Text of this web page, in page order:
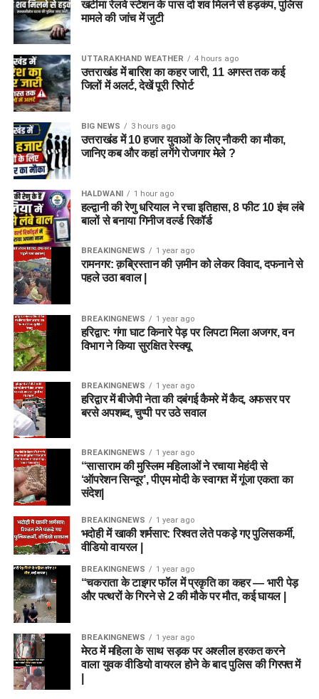
खटीमा रेलवे स्टेशन के पास दो शव मिलने से हड़कंप, पुलिस
मामले की जांच में जुटी
UTTARAKHAND WEATHER 4 hours ago
उत्तराखंड में बारिश का कहर जारी, 11 अगस्त तक कई
जिलों में अलर्ट, देखें पूरी रिपोर्ट
BIG NEWS 3 hours ago
उत्तराखंड में 10 हजार युवाओं के लिए नौकरी का मौका,
जानिए कब और कहां लगेंगे रोजगार मेले ?
HALDWANI 1 hour ago
हल्द्वानी की रेणु धरियाल ने रचा इतिहास, 8 फीट 10 इंच लंबे
बालों से बनाया गिनीज वर्ल्ड रिकॉर्ड
BREAKINGNEWS 1 year ago
रामनगर: क़ब्रिस्तान की ज़मीन को लेकर विवाद, दफनाने से
पहले उठा बवाल |
BREAKINGNEWS 1 year ago
हरिद्वार: गंगा घाट किनारे पेड़ पर लिपटा मिला अजगर, वन
विभाग ने किया सुरक्षित रेस्क्यू
BREAKINGNEWS 1 year ago
हरिद्वार में बीजेपी नेता की दबंगई कैमरे में कैद, अफसर पर
बरसे अपशब्द, चुप्पी पर उठे सवाल
BREAKINGNEWS 1 year ago
“सासाराम की मुस्लिम महिलाओं ने रचाया मेहंदी से
‘ऑपरेशन सिन्दूर’, पीएम मोदी के स्वागत में गूंजा एकता का
संदेश|
BREAKINGNEWS 1 year ago
भदोही में खाकी शर्मसार: रिश्वत लेते पकड़े गए पुलिसकर्मी,
वीडियो वायरल |
BREAKINGNEWS 1 year ago
“चकराता के टाइगर फॉल में प्रकृति का कहर — भारी पेड़
और पत्थरों के गिरने से 2 की मौके पर मौत, कई घायल |
BREAKINGNEWS 1 year ago
मेरठ में महिला के साथ सड़क पर अश्लील हरकत करने
वाला युवक वीडियो वायरल होने के बाद पुलिस की गिरफ्त में